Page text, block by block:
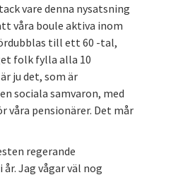
vare denna nysatsning
våra boule aktiva inom
till ett 60 -tal,
folk fylla alla 10
ju det, som är
sociala samvaron, med
våra pensionärer. Det mår
regerande
Jag vågar väl nog